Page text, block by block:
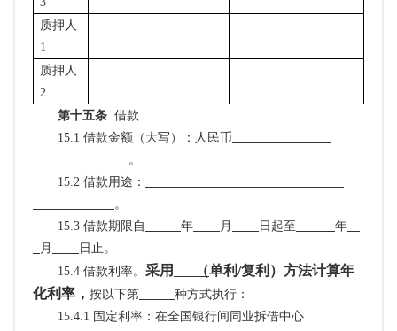
质押人
1
质押人
2
第十五条 借款
15.1 借款金额（大写）：人民币
。
15.2 借款用途：
。
15.3 借款期限自 年 月 日起至
年
月
日止。
15.4 借款利率。 采用 （单利/复利）方法计算年
化利率， 按以下第
种方式执行：
15.4.1 固定利率： 在全国银行间同业拆借中心